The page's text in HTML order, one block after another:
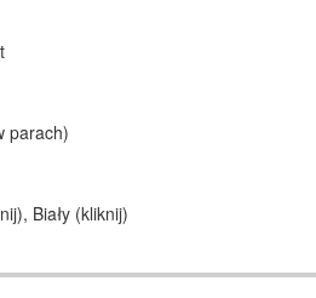
parach)
), Biały (kliknij)